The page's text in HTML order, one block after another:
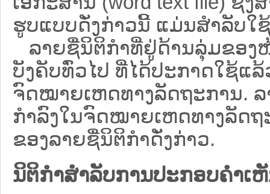
ຮູບແບບດັ່ງກ່າວນີ້ ແມ່ນສຳລັບໃ
ລາຍຊື່ນິຕິກຳທີ່ຢູ່ດ້ານລຸ່ມຂອງ
ບັງຄັບທົ່ວໄປ ທີ່ໄດ້ປະກາດໃຊ້ແ
ຈົດໝາຍເຫດທາງລັດຖະການ.
ກຳລົງໃນຈົດໝາຍເຫດທາງລັດ
ຂອງລາຍຊື່ນິຕິກໍາດັ່ງກ່າວ.
ນິຕິກຳສຳລັບການປະກອບຄຳເ